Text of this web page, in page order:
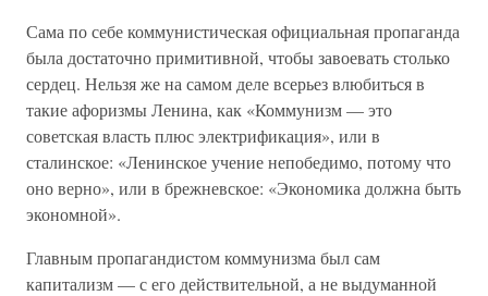
Сама по себе коммунистическая официальная пропаганда
была достаточно примитивной, чтобы завоевать столько
сердец. Нельзя же на самом деле всерьез влюбиться в
такие афоризмы Ленина, как «Коммунизм — это
советская власть плюс электрификация», или в
сталинское: «Ленинское учение непобедимо, потому что
оно верно», или в брежневское: «Экономика должна быть
экономной».
Главным пропагандистом коммунизма был сам
капитализм — с его действительной, а не выдуманной